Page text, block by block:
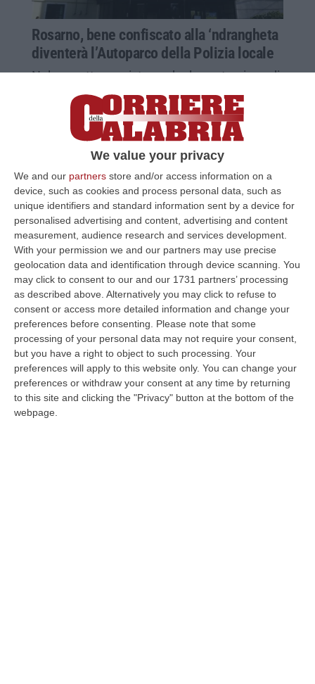
We value your privacy
We and our partners store and/or access information on a
device, such as cookies and process personal data, such as
unique identifiers and standard information sent by a device for
personalised advertising and content, advertising and content
measurement, audience research and services development.
With your permission we and our partners may use precise
geolocation data and identification through device scanning. You
may click to consent to our and our 1731 partners’ processing
as described above. Alternatively you may click to refuse to
consent or access more detailed information and change your
preferences before consenting.
Please note that some
processing of your personal data may not require your consent,
but you have a right to object to such processing. Your
preferences will apply to this website only. You can change your
preferences or withdraw your consent at any time by returning
to this site and clicking the "Privacy" button at the bottom of the
webpage.
Rosarno, bene confiscato alla ‘ndrangheta
diventerà l’Autoparco della Polizia locale
Nel progetto prevista anche la costruzione di
un’area per Ammassamento soccorritori-
Protezione Civile
Pubblicato il: 18/09/24 – 7:21
Rosarno, la villa confiscata alla
‘ndrangheta sarà intitolata a Jole Santelli
La struttura appartenuta alla famiglia
Cacciola è stata assegnata a UniReggio.
Ferrara: «L’evento il 23 maggio»